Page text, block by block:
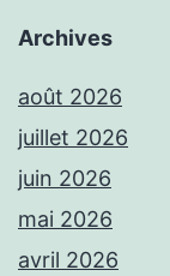
Archives
août 2026
juillet 2026
juin 2026
mai 2026
avril 2026